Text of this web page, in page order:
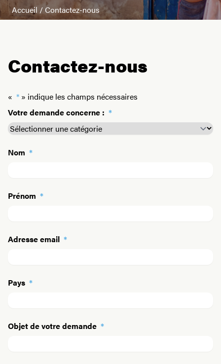
Accueil /Contactez-nous
Contactez-nous
« * » indique les champs nécessaires
Votre demande concerne : *
Nom *
Prénom *
Adresse email *
Pays *
Objet de votre demande *